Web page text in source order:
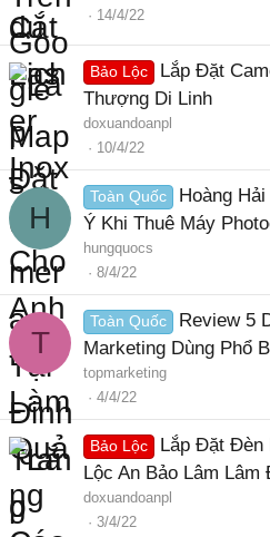
14/4/22
Bảo Lộc
Lắp Đặt
Thượng Di Linh
doxuandoanpl
10/4/22
H
Toàn Quốc
Hoàng
Ý Khi Thuê Máy
hungquocs
8/4/22
T
Toàn Quốc
Review 5
Marketing Dùng Phổ
topmarketing
4/4/22
Bảo Lộc
Lắp Đặt Đèn
Lộc An Bảo Lâm Lâm
doxuandoanpl
3/4/22